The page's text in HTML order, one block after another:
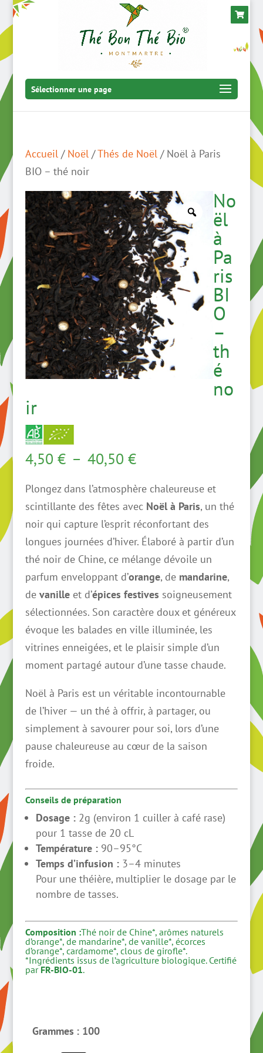
Sélectionner une page
Accueil/ Noël/Thés de Noël/ Noël à Paris
BIO – thé noir
No
ël
à
Pa
ris
BI
O
–
th
é
no
ir
4,50 € – 40,50 €Plage
prix :
4,50 €
à
40,50 €
Plongez dans l’atmosphère chaleureuse et
scintillante des fêtes avec Noël à Paris, un thé
noir qui capture l’esprit réconfortant des
longues journées d’hiver. Élaboré à partir d’un
thé noir de Chine, ce mélange dévoile un
parfum enveloppant d’orange, de mandarine,
de vanilleet d’épices festives soigneusement
sélectionnées. Son caractère doux et généreux
évoque les balades en ville illuminée, les
vitrines enneigées, et le plaisir simple d’un
moment partagé autour d’une tasse chaude.
Noël à Paris est un véritable incontournable
de l’hiver — un thé à offrir, à partager, ou
simplement à savourer pour soi, lors d’une
pause chaleureuse au cœur de la saison
froide.
Conseils de préparation
Dosage :2g (environ 1 cuiller à café rase)
pour 1 tasse de 20 cL
Température :90–95°C
Temps d’infusion :3–4 minutes
Pour une théière, multiplier le dosage par le
nombre de tasses.
Composition :Thé noir de Chine*, arômes naturels
d’orange*, de mandarine*, de vanille*, écorces
d’orange*, cardamome*, clous de girofle*.
*Ingrédients issus de l’agriculture biologique. Certifié
par FR-BIO-01.
Grammes : 100